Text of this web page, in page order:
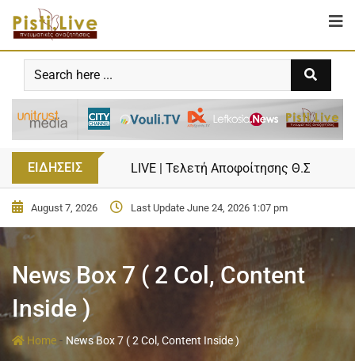
ΕΙΔΗΣΕΙΣ LIVE | Τελετή Αποφοίτησης Θ.Σ.Ε.Κ.
August 7, 2026 Last Update June 24, 2026 1:07 pm
News Box 7 ( 2 Col, Content
Inside )
Home - News Box 7 ( 2 Col, Content Inside )